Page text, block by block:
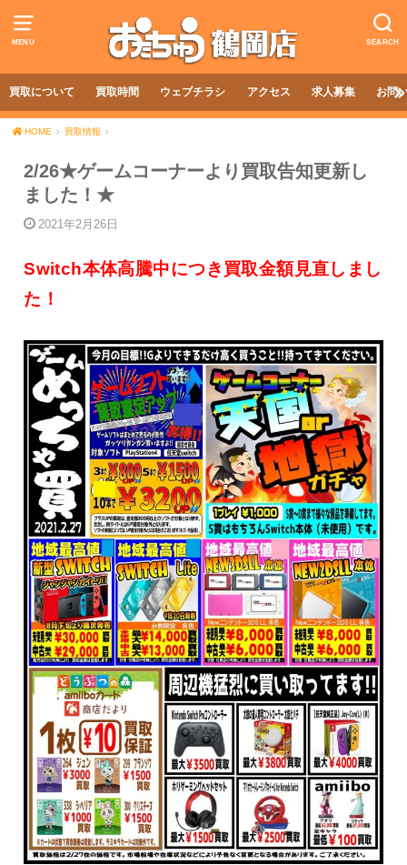
MENU SEARCH
買取について 買取時間 ウェブチラシ アクセス 求人募集 お問
HOME 買取情報
2/26★ゲームコーナーより買取告知更新し
ました！★
2021年2月26日
Switch本体高騰中につき買取金額見直しまし
た！